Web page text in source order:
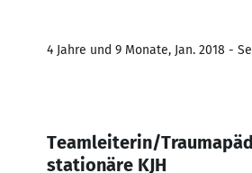
4 Jahre und 9 Monate, Jan. 2018 -
Teamleiterin/
stationäre KJH